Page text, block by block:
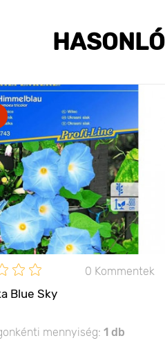
0 Kommentek
Blue Sky
mennyiség: 1 db